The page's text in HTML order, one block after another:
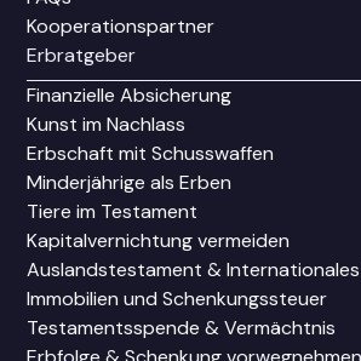
Kooperationspartner
Erbratgeber
Finanzielle Absicherung
Kunst im Nachlass
Erbschaft mit Schusswaffen
Minderjährige als Erben
Tiere im Testament
Kapitalvernichtung vermeiden
Auslandstestament &
Immobilien und Schenkungssteuer
Testamentsspende & Vermächtnis